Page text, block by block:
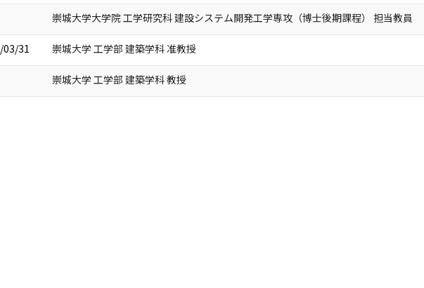
崇城大学大学院 工学研究科 建設システム開発工学専攻（博士後期課程） 担当教員
03/31 崇城大学 工学部 建築学科 准教授
崇城大学 工学部 建築学科 教授